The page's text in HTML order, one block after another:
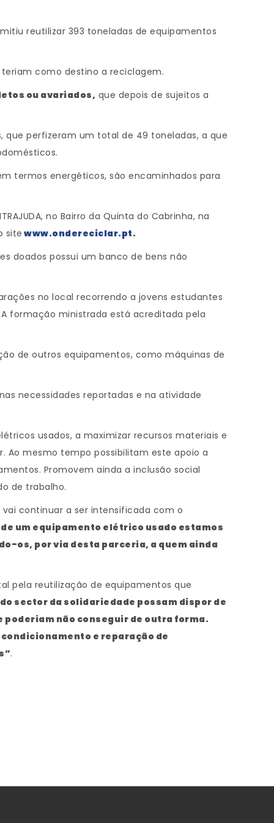
reutilizar 393 toneladas de equipamentos
como destino a reciclagem.
ou avariados, que depois de sujeitos a
perfizeram um total de 49 toneladas, a que
termos energéticos, são encaminhados para
no Bairro da Quinta do Cabrinha, na
site www.ondereciclar.pt.
doados possui um banco de bens não
no local recorrendo a jovens estudantes
formação ministrada está acreditada pela
de outros equipamentos, como máquinas de
necessidades reportadas e na atividade
usados, a maximizar recursos materiais e
Ao mesmo tempo possibilitam este apoio a
Promovem ainda a inclusão social
de trabalho.
continuar a ser intensificada com o
um equipamento elétrico usado estamos
os, por via desta parceria, a quem ainda
pela reutilização de equipamentos que
sector da solidariedade possam dispor de
não conseguir de outra forma.
e reparação de
.